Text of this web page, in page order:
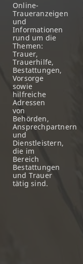
Online-
Traueranzeigen
und
Informationen
rund um die
Themen:
Trauer,
Trauerhilfe,
Bestattungen,
Vorsorge
sowie
hilfreiche
Adressen
von
Behörden,
Ansprechpartnern
und
Dienstleistern,
die im
Bereich
Bestattungen
und Trauer
tätig sind.